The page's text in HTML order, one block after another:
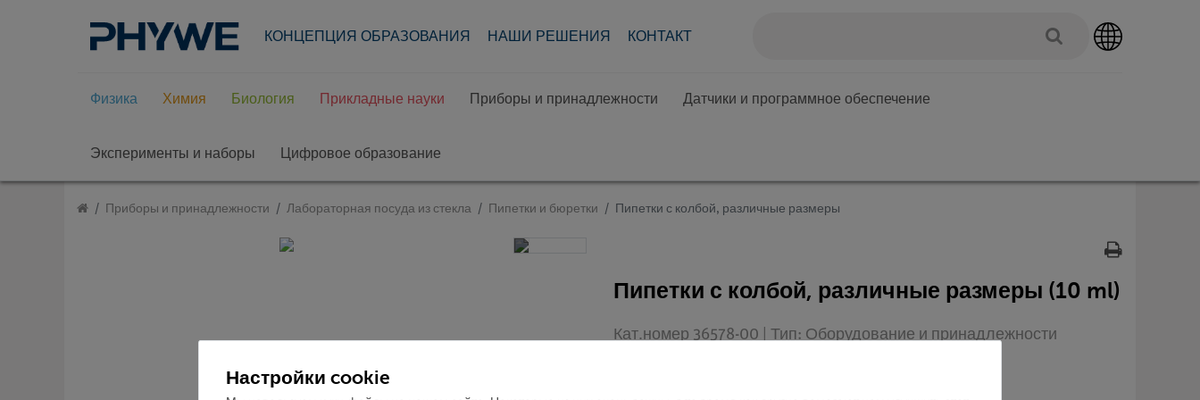
КОНЦЕПЦИЯ ОБРАЗОВАНИЯ НАШИ РЕШЕНИЯ КОНТАКТ
Физика Химия Биология Прикладные науки Приборы и принадлежности Датчики и программное обеспечение
Эксперименты и наборы Цифровое образование
Приборы и принадлежности Лабораторная посуда из стекла Пипетки и бюретки Пипетки с колбой, различные размеры
Пипетки с колбой, различные размеры (10 ml)
Кат.номер 36578-00 | Тип: Оборудование и принадлежности
Настройки cookie